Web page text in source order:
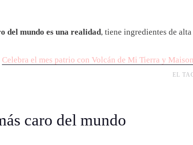
del mundo es una realidad, tiene ingredientes de
Celebra el mes patrio con Volcán de Mi Tierra y
EL
caro del mundo